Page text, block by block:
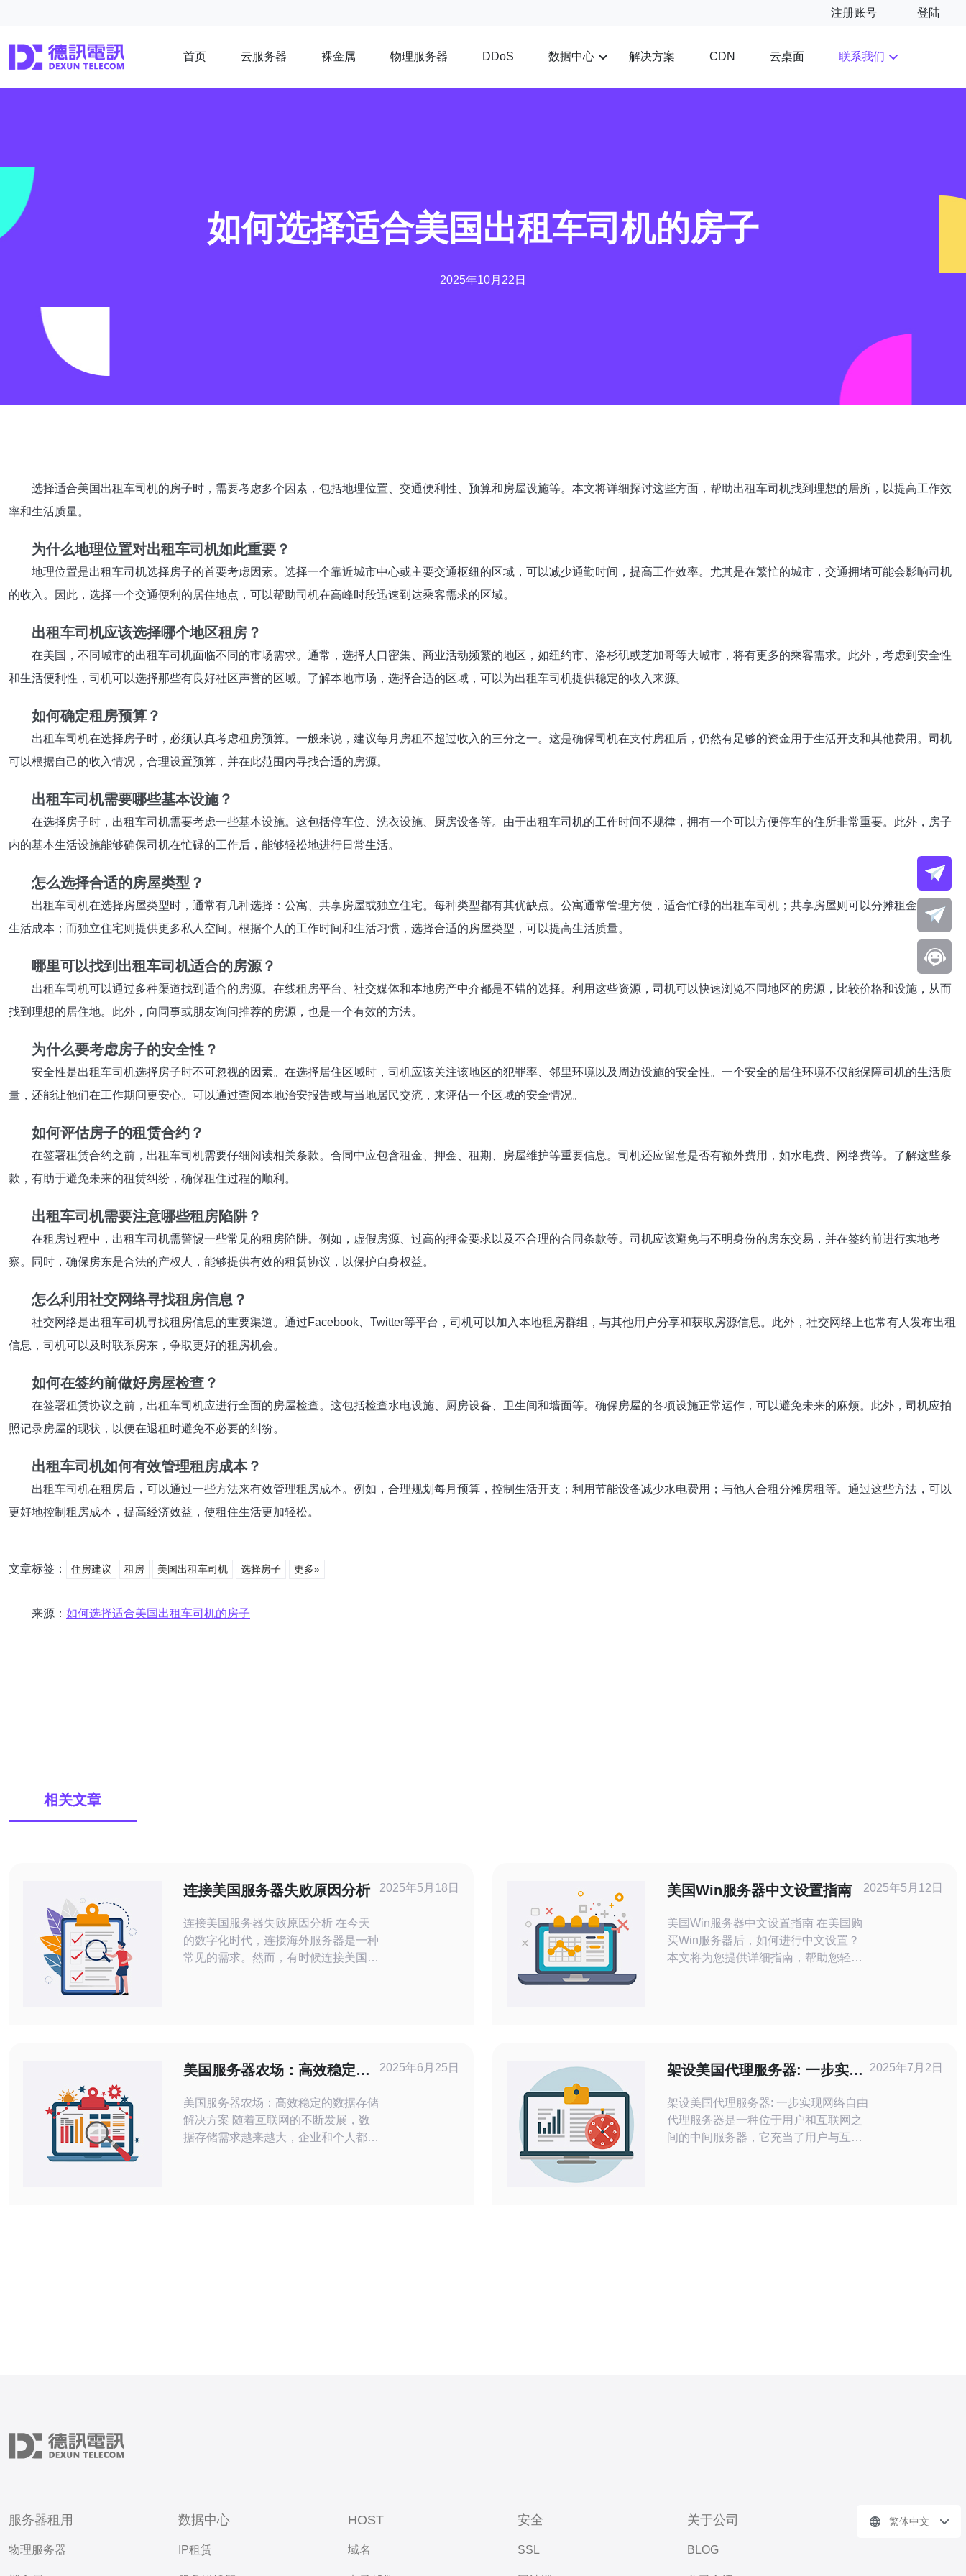
注册账号 登陆
首页 云服务器 裸金属 物理服务器 DDoS 数据中心 解决方案 CDN 云桌面 联系我们
如何选择适合美国出租车司机的房子
2025年10月22日
选择适合美国出租车司机的房子时，需要考虑多个因素，包括地理位置、交通便利性、预算和房屋设施等。本文将详细探讨这些方面，帮助出租车司机找到理想的居所，以提高工作效
率和生活质量。
为什么地理位置对出租车司机如此重要？
地理位置是出租车司机选择房子的首要考虑因素。选择一个靠近城市中心或主要交通枢纽的区域，可以减少通勤时间，提高工作效率。尤其是在繁忙的城市，交通拥堵可能会影响司机
的收入。因此，选择一个交通便利的居住地点，可以帮助司机在高峰时段迅速到达乘客需求的区域。
出租车司机应该选择哪个地区租房？
在美国，不同城市的出租车司机面临不同的市场需求。通常，选择人口密集、商业活动频繁的地区，如纽约市、洛杉矶或芝加哥等大城市，将有更多的乘客需求。此外，考虑到安全性
和生活便利性，司机可以选择那些有良好社区声誉的区域。了解本地市场，选择合适的区域，可以为出租车司机提供稳定的收入来源。
如何确定租房预算？
出租车司机在选择房子时，必须认真考虑租房预算。一般来说，建议每月房租不超过收入的三分之一。这是确保司机在支付房租后，仍然有足够的资金用于生活开支和其他费用。司机
可以根据自己的收入情况，合理设置预算，并在此范围内寻找合适的房源。
出租车司机需要哪些基本设施？
在选择房子时，出租车司机需要考虑一些基本设施。这包括停车位、洗衣设施、厨房设备等。由于出租车司机的工作时间不规律，拥有一个可以方便停车的住所非常重要。此外，房子
内的基本生活设施能够确保司机在忙碌的工作后，能够轻松地进行日常生活。
怎么选择合适的房屋类型？
出租车司机在选择房屋类型时，通常有几种选择：公寓、共享房屋或独立住宅。每种类型都有其优缺点。公寓通常管理方便，适合忙碌的出租车司机；共享房屋则可以分摊租金，降低
生活成本；而独立住宅则提供更多私人空间。根据个人的工作时间和生活习惯，选择合适的房屋类型，可以提高生活质量。
哪里可以找到出租车司机适合的房源？
出租车司机可以通过多种渠道找到适合的房源。在线租房平台、社交媒体和本地房产中介都是不错的选择。利用这些资源，司机可以快速浏览不同地区的房源，比较价格和设施，从而
找到理想的居住地。此外，向同事或朋友询问推荐的房源，也是一个有效的方法。
为什么要考虑房子的安全性？
安全性是出租车司机选择房子时不可忽视的因素。在选择居住区域时，司机应该关注该地区的犯罪率、邻里环境以及周边设施的安全性。一个安全的居住环境不仅能保障司机的生活质
量，还能让他们在工作期间更安心。可以通过查阅本地治安报告或与当地居民交流，来评估一个区域的安全情况。
如何评估房子的租赁合约？
在签署租赁合约之前，出租车司机需要仔细阅读相关条款。合同中应包含租金、押金、租期、房屋维护等重要信息。司机还应留意是否有额外费用，如水电费、网络费等。了解这些条
款，有助于避免未来的租赁纠纷，确保租住过程的顺利。
出租车司机需要注意哪些租房陷阱？
在租房过程中，出租车司机需警惕一些常见的租房陷阱。例如，虚假房源、过高的押金要求以及不合理的合同条款等。司机应该避免与不明身份的房东交易，并在签约前进行实地考
察。同时，确保房东是合法的产权人，能够提供有效的租赁协议，以保护自身权益。
怎么利用社交网络寻找租房信息？
社交网络是出租车司机寻找租房信息的重要渠道。通过Facebook、Twitter等平台，司机可以加入本地租房群组，与其他用户分享和获取房源信息。此外，社交网络上也常有人发布出租
信息，司机可以及时联系房东，争取更好的租房机会。
如何在签约前做好房屋检查？
在签署租赁协议之前，出租车司机应进行全面的房屋检查。这包括检查水电设施、厨房设备、卫生间和墙面等。确保房屋的各项设施正常运作，可以避免未来的麻烦。此外，司机应拍
照记录房屋的现状，以便在退租时避免不必要的纠纷。
出租车司机如何有效管理租房成本？
出租车司机在租房后，可以通过一些方法来有效管理租房成本。例如，合理规划每月预算，控制生活开支；利用节能设备减少水电费用；与他人合租分摊房租等。通过这些方法，可以
更好地控制租房成本，提高经济效益，使租住生活更加轻松。
文章标签： 住房建议 租房 美国出租车司机 选择房子 更多»
来源： 如何选择适合美国出租车司机的房子
相关文章
连接美国服务器失败原因分析
连接美国服务器失败原因分析 在今天
的数字化时代，连接海外服务器是一种
常见的需求。然而，有时候连接美国服
式来解决这个问题。 另一个可能的原
因是服务器故障。
2025年5月18日 美国Win服务器中文设置指南
美国Win服务器中文设置指南 在美国购
买Win服务器后，如何进行中文设置？
本文将为您提供详细指南，帮助您轻松
言，并设置为默认语言。 接下来，点
击进
2025年5月12日
美国服务器农场：高效稳定的
美国服务器农场：高效稳定的数据存储
解决方案 随着互联网的不断发展，数
据存储需求越来越大，企业和个人都需
2025年6月25日
架设美国代理服务器: 一步实现
架设美国代理服务器: 一步实现网络自由
代理服务器是一种位于用户和互联网之
间的中间服务器，它充当了用户与互联
2025年7月2日
服务器租用
物理服务器
数据中心
IP租赁
HOST
域名
安全
SSL
关于公司
BLOG
繁体中文